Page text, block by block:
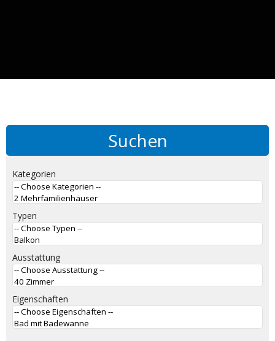
Suchen
Kategorien
Typen
Ausstattung
Eigenschaften